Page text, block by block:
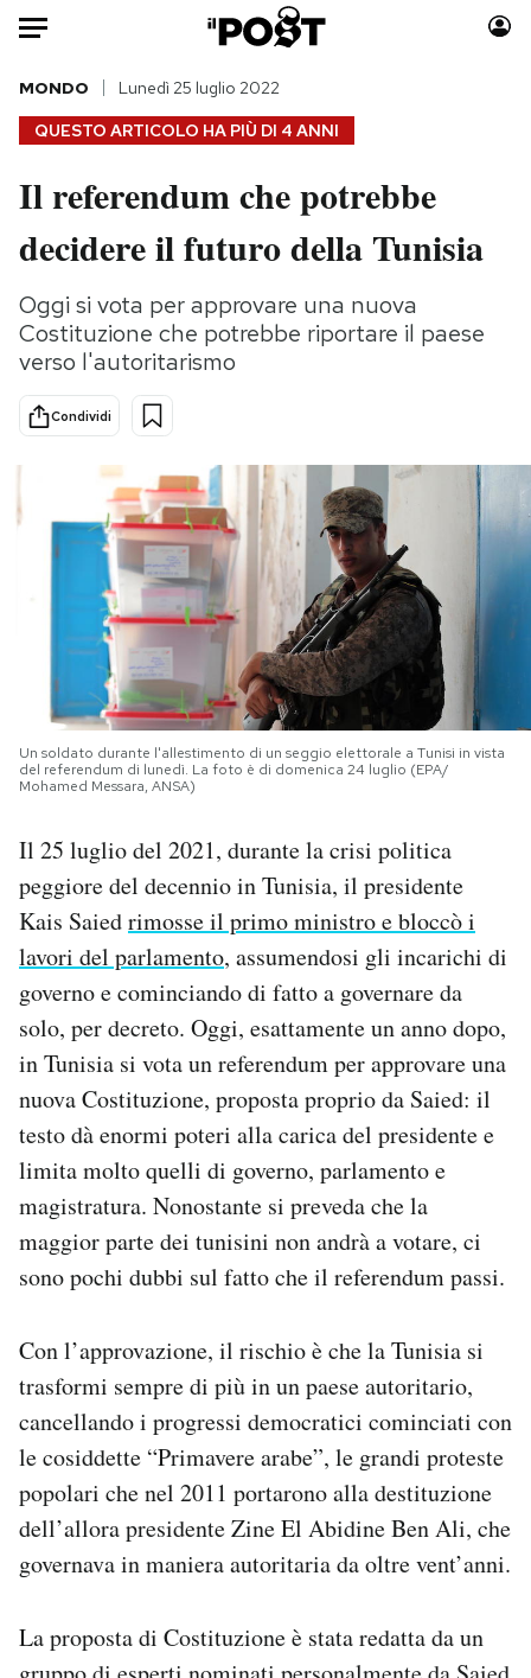
Auto
HOME
Italia
Politica
Tecnologia
Internet
Scienza
Cultura
Economia
Sport
Moda
Consumismi
Storie/Idee
Ok Boomer!
Mondiali calcio 2026
PODCAST
NEWSLETTER
I MIEI PREFERITI
CALENDARIO
AREA PERSONALE
Area Personale
Regala il Post
Hai bisogno di aiuto?
Esci
QUESTO ARTICOLO HA PIÙ DI 4 ANNI
MONDO Lunedì 25 luglio 2022
Il referendum che potrebbe
decidere il futuro della Tunisia
Oggi si vota per approvare una nuova
Costituzione che potrebbe riportare il paese
verso l'autoritarismo
Condividi
Un soldato durante l'allestimento di un seggio elettorale a Tunisi in vista
del referendum di lunedì. La foto è di domenica 24 luglio (EPA/
Mohamed Messara, ANSA)
Il 25 luglio del 2021, durante la crisi politica
peggiore del decennio in Tunisia, il presidente
Kais Saiedrimosse il primo ministro e bloccò i
lavori del parlamento, assumendosi gli incarichi di
governo e cominciando di fatto a governare da
solo, per decreto. Oggi, esattamente un anno dopo,
in Tunisia si vota un referendum per approvare una
nuova Costituzione, proposta proprio da Saied: il
testo dà enormi poteri alla carica del presidente e
limita molto quelli di governo, parlamento e
magistratura. Nonostante si preveda che la
maggior parte dei tunisini non andrà a votare, ci
sono pochi dubbi sul fatto che il referendum passi.
Con l’approvazione, il rischio è che la Tunisia si
trasformi sempre di più in un paese autoritario,
cancellando i progressi democratici cominciati con
le cosiddette “Primavere arabe”, le grandi proteste
popolari che nel 2011 portarono alla destituzione
dell’allora presidente Zine El Abidine Ben Ali, che
governava in maniera autoritaria da oltre vent’anni.
La proposta di Costituzione è stata redatta da un